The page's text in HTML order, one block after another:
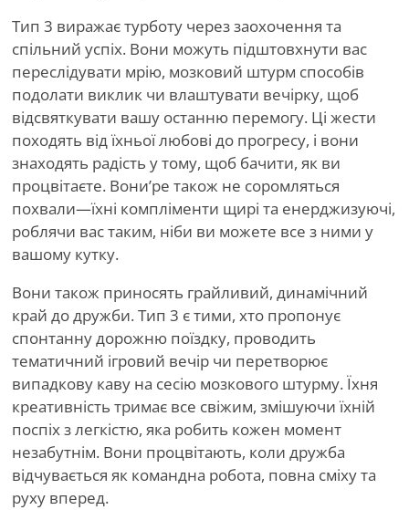
Тип 3 виражає турботу через заохочення та
спільний успіх. Вони можуть підштовхнути вас
переслідувати мрію, мозковий штурм способів
подолати виклик чи влаштувати вечірку, щоб
відсвяткувати вашу останню перемогу. Ці жести
походять від їхньої любові до прогресу, і вони
знаходять радість у тому, щоб бачити, як ви
процвітаєте. Вони’ре також не соромляться
похвали—їхні компліменти щирі та енерджизуючі,
роблячи вас таким, ніби ви можете все з ними у
вашому кутку.
Вони також приносять грайливий, динамічний
край до дружби. Тип 3 є тими, хто пропонує
спонтанну дорожню поїздку, проводить
тематичний ігровий вечір чи перетворює
випадкову каву на сесію мозкового штурму. Їхня
креативність тримає все свіжим, змішуючи їхній
поспіх з легкістю, яка робить кожен момент
незабутнім. Вони процвітають, коли дружба
відчувається як командна робота, повна сміху та
руху вперед.